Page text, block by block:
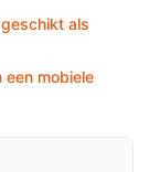
hij geen
maakt voor
keuze voor
als
een mobiele